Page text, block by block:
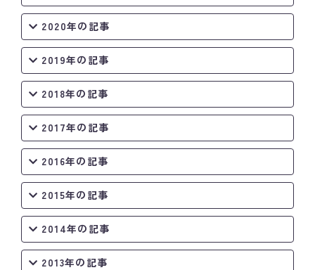
2020年の記事
2019年の記事
2018年の記事
2017年の記事
2016年の記事
2015年の記事
2014年の記事
2013年の記事